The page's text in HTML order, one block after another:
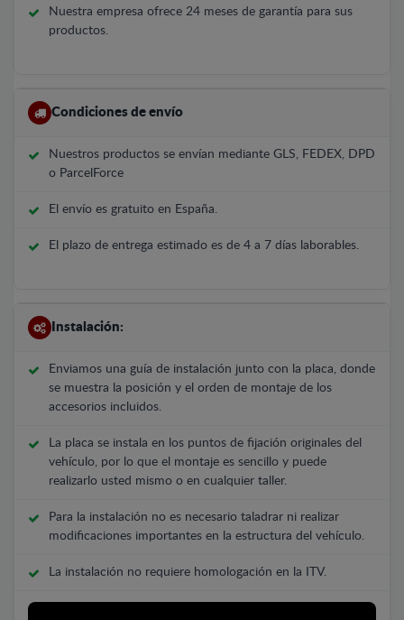
Nuestra empresa ofrece 24 meses de garantía para sus
productos.
Condiciones de envío
Nuestros productos se envían mediante GLS, FEDEX, DPD
o ParcelForce
El envío es gratuito en España.
El plazo de entrega estimado es de 4 a 7 días laborables.
Instalación:
Enviamos una guía de instalación junto con la placa, donde
se muestra la posición y el orden de montaje de los
accesorios incluidos.
La placa se instala en los puntos de fijación originales del
vehículo, por lo que el montaje es sencillo y puede
realizarlo usted mismo o en cualquier taller.
Para la instalación no es necesario taladrar ni realizar
modificaciones importantes en la estructura del vehículo.
La instalación no requiere homologación en la ITV.